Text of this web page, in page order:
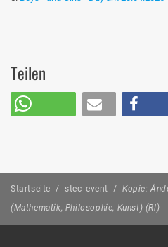
Teilen
Startseite / stec_event / Kopie:
(Mathematik, Philosophie, Kunst) (Rl)